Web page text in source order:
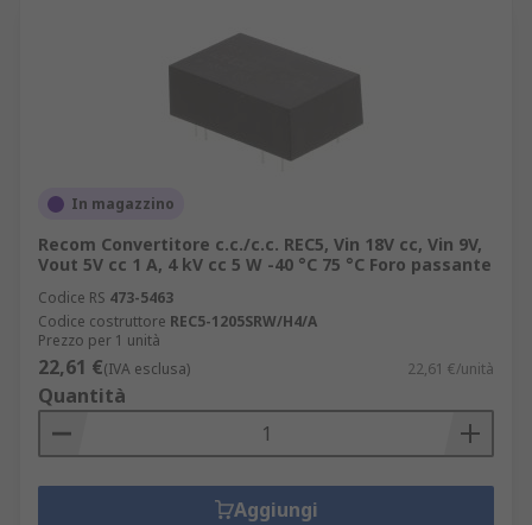
In magazzino
Recom Convertitore c.c./c.c. REC5, Vin 18V cc, Vin 9V,
Vout 5V cc 1 A, 4 kV cc 5 W -40 °C 75 °C Foro passante
Codice RS 473-5463
Codice costruttore REC5-1205SRW/H4/A
Prezzo per 1 unità
22,61 €(IVA esclusa) 22,61 €/unità
Quantità
Aggiungi